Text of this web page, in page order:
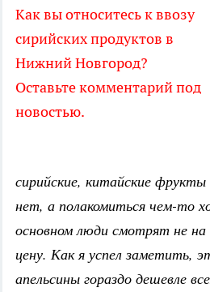
Как вы относитесь к ввозу
сирийских продуктов в
Нижний Новгород?
Оставьте комментарий под
новостью.
сирийские, китайские
нет, а полакомиться чем-то
основном люди смотрят не на
цену. Как я успел заметить,
апельсины гораздо дешевле